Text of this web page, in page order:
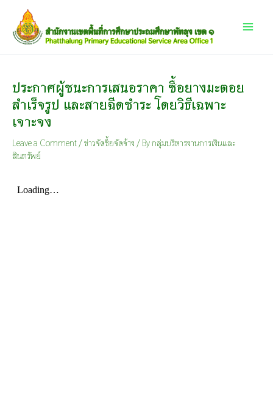
content
Menu
ประกาศผู้ชนะการเสนอราคา ซื้อยางมะตอย
สำเร็จรูป และสายฉีดชำระ โดยวิธีเฉพาะ
เจาะจง
Leave a Comment /ข่าวจัดซื้อจัดจ้าง / Byกลุ่มบริหารงานการเงินและ
สินทรัพย์